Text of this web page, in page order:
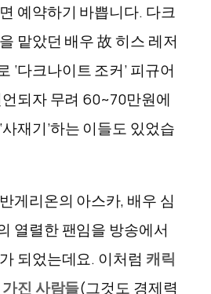
예약하기 바쁩니다. 다크
맡았던 배우 故 히스 레저
‘다크나이트 조커’피규어
되자 무려 60~70만원에
‘사재기’하는 이들도 있었습
게리온의 아스카, 배우 심
열렬한 팬임을 방송에서
되었는데요. 이처럼 캐릭
진 사람들(그것도 경제력